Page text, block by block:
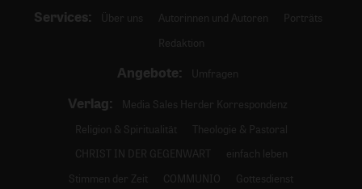
Services: Über uns Autorinnen und Autoren
Porträts
Redaktion
Angebote: Umfragen
Verlag:
Media Sales Herder Korrespondenz
Religion & Spiritualität
Theologie & Pastoral
CHRIST IN DER GEGENWART
einfach leben
Stimmen der Zeit
COMMUNIO
Gottesdienst